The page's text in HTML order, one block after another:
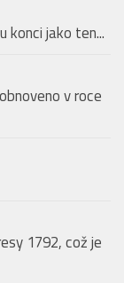
konci jako ten...
v roce
1792, což je